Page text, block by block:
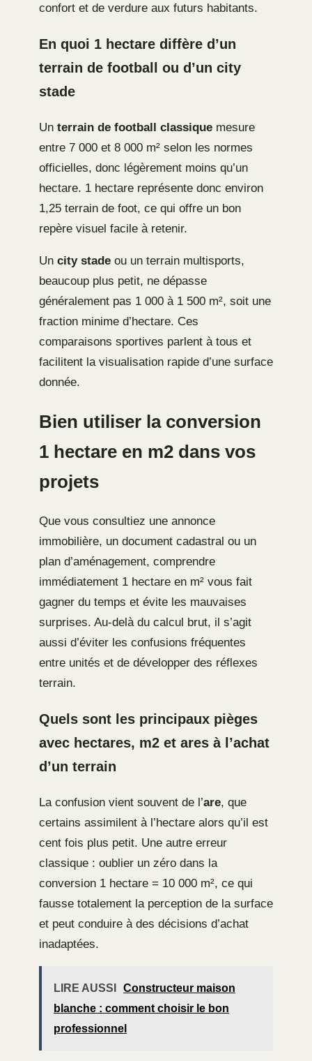
confort et de verdure aux futurs habitants.
En quoi 1 hectare diffère d’un
terrain de football ou d’un city
stade
Un terrain de football classique mesure
entre 7 000 et 8 000 m² selon les normes
officielles, donc légèrement moins qu’un
hectare. 1 hectare représente donc environ
1,25 terrain de foot, ce qui offre un bon
repère visuel facile à retenir.
Un city stade ou un terrain multisports,
beaucoup plus petit, ne dépasse
généralement pas 1 000 à 1 500 m², soit une
fraction minime d’hectare. Ces
comparaisons sportives parlent à tous et
facilitent la visualisation rapide d’une surface
donnée.
Bien utiliser la conversion
1 hectare en m2 dans vos
projets
Que vous consultiez une annonce
immobilière, un document cadastral ou un
plan d’aménagement, comprendre
immédiatement 1 hectare en m² vous fait
gagner du temps et évite les mauvaises
surprises. Au-delà du calcul brut, il s’agit
aussi d’éviter les confusions fréquentes
entre unités et de développer des réflexes
terrain.
Quels sont les principaux pièges
avec hectares, m2 et ares à l’achat
d’un terrain
La confusion vient souvent de l’are, que
certains assimilent à l’hectare alors qu’il est
cent fois plus petit. Une autre erreur
classique : oublier un zéro dans la
conversion 1 hectare = 10 000 m², ce qui
fausse totalement la perception de la surface
et peut conduire à des décisions d’achat
inadaptées.
LIRE AUSSI
Constructeur maison
blanche : comment choisir le bon
professionnel